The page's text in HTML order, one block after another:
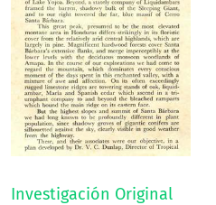
Investigación Original